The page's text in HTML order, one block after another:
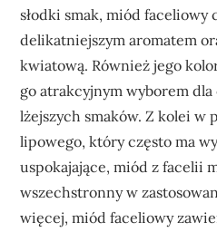
słodki smak, miód faceliowy
delikatniejszym aromatem
kwiatową. Również jego
go atrakcyjnym wyborem
lżejszych smaków. Z kolei w
lipowego, który często ma
uspokajające, miód z facelii
wszechstronny w
więcej, miód faceliowy